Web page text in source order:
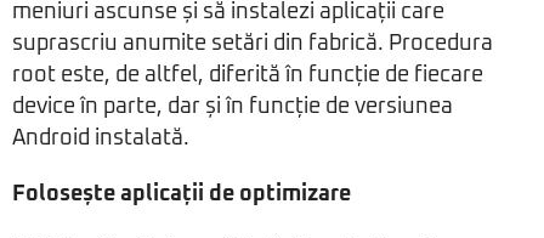
meniuri ascunse și să instalezi aplicații care
suprascriu anumite setări din fabrică. Procedura
root este, de altfel, diferită în funcție de fiecare
device în parte, dar și în funcție de versiunea
Android instalată.
Folosește aplicații de optimizare